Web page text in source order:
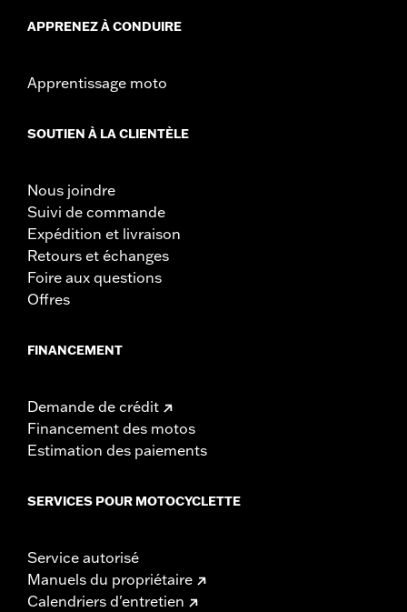
d’adaptation spécifiques de chaque combinaison
possible de rétroviseur et de guidon. Par conséquent,
offrent au conducteur, une vue dégagée vers l’arrière.
APPRENEZ À CONDUIRE
Apprentissage moto
SOUTIEN À LA CLIENTÈLE
Nous joindre
Suivi de commande
Expédition et livraison
Retours et échanges
Foire aux questions
Offres
FINANCEMENT
Demande de crédit
Financement des motos
Estimation des paiements
SERVICES POUR MOTOCYCLETTE
Service autorisé
Manuels du propriétaire
Calendriers d'entretien